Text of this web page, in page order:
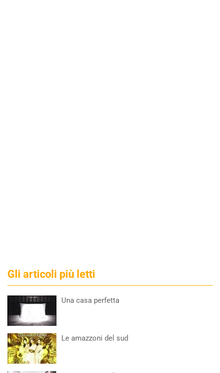
Gli articoli più letti
Una casa perfetta
Le amazzoni del sud